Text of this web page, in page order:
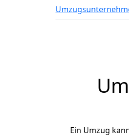
Ein Umzug